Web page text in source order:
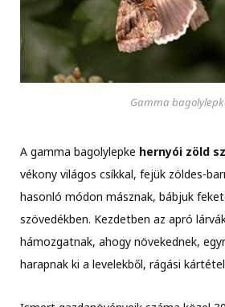
Gamma
A gamma bagolylepke hernyói zöld
vékony világos csíkkal, fejük zöldes-
hasonló módon másznak, bábjuk
szövedékben. Kezdetben az apró
hámozgatnak, ahogy növekednek,
harapnak ki a levelekből, rágási